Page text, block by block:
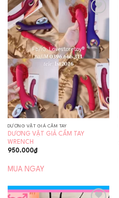
Add to
wishlist
DƯƠNG VẬT GIẢ CẦM TAY
DƯƠNG VẬT GIẢ CẦM TAY
WRENCH
950.000₫
MUA NGAY